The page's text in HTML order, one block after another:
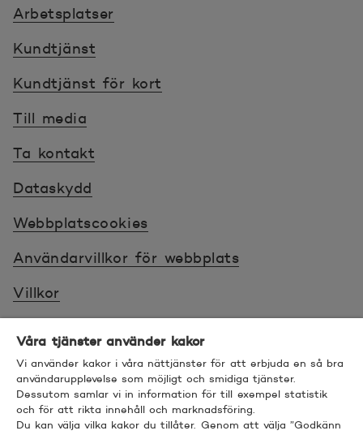
Arbetsplatser
Kundtjänst
Kundtjänst för kort
Till media
Ta kontakt
Dataskydd
Webbplatscookies
Användarvillkor för webbplats
Villkor
Tillgänglighet
Bra att veta
Våra tjänster använder kakor
Vi använder kakor i våra nättjänster för att erbjuda en så bra
användarupplevelse som möjligt och smidiga tjänster.
Dessutom samlar vi in information för till exempel statistik
och för att rikta innehåll och marknadsföring.
Du kan välja vilka kakor du tillåter. Genom att välja ”Godkänn